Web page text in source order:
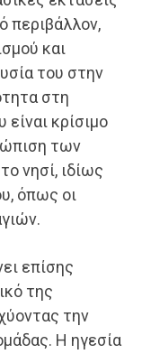
περιβάλλον,
και
του στην
στη
κρίσιμο
των
νησί, ιδίως
όπως οι
επίσης
της
την
Η ηγεσία